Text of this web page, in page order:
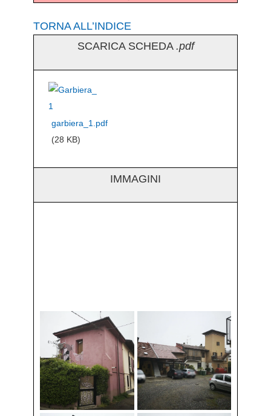
TORNA ALL’INDICE
SCARICA SCHEDA .pdf
garbiera_1.pdf
(28 KB)
IMMAGINI